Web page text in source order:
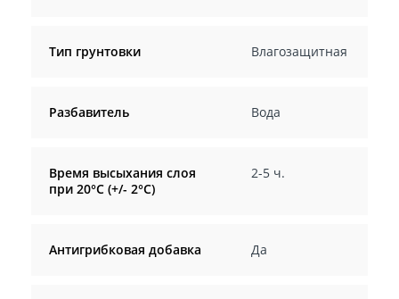
Тип грунтовки Влагозащитная
Разбавитель Вода
Время высыхания слоя
при 20°C (+/- 2°C)
2-5 ч.
Антигрибковая добавка Да